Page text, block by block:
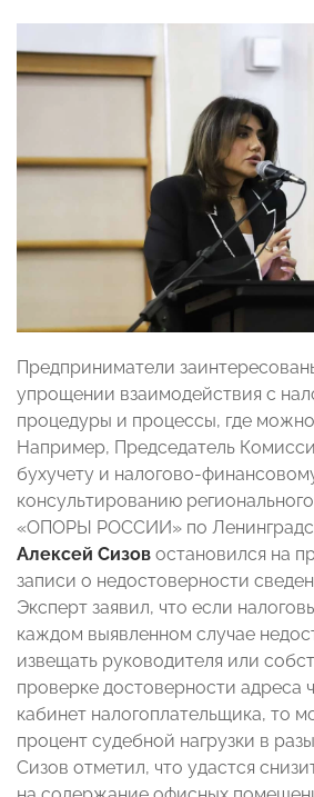
Предприниматели
упрощении взаимодействия с
процедуры и процессы, где
Например, Председатель
бухучету и налогово-
консультированию
«ОПОРЫ РОССИИ» по
Алексей Сизов остановился на
записи о недостоверности
Эксперт заявил, что если
каждом выявленном случае
извещать руководителя или
проверке достоверности адреса
кабинет налогоплательщика, то
процент судебной нагрузки в
Сизов отметил, что удастся